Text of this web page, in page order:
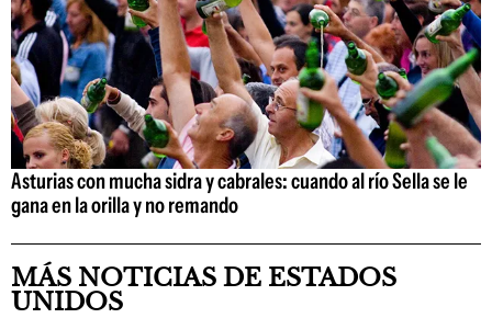
Asturias con mucha sidra y cabrales: cuando al río Sella se le
gana en la orilla y no remando
MÁS NOTICIAS DE ESTADOS
UNIDOS